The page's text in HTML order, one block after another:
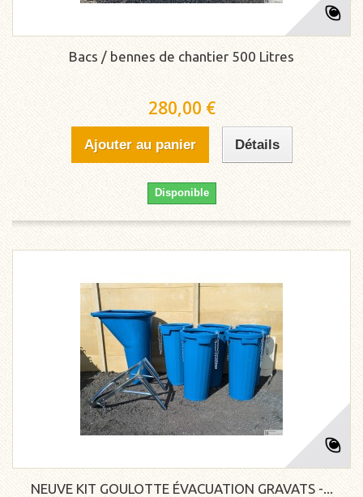
Bacs / bennes de chantier 500 Litres
280,00 €
Ajouter au panier Détails
Disponible
NEUVE KIT GOULOTTE ÉVACUATION GRAVATS -...